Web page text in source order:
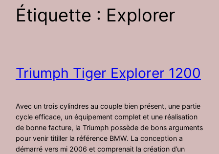
Étiquette : Explorer
Triumph Tiger Explorer 1200
Avec un trois cylindres au couple bien présent, une partie
cycle efficace, un équipement complet et une réalisation
de bonne facture, la Triumph possède de bons arguments
pour venir titiller la référence BMW. La conception a
démarré vers mi 2006 et comprenait la création d’un